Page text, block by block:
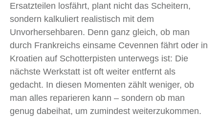
Ersatzteilen losfährt, plant nicht das Scheitern,
sondern kalkuliert realistisch mit dem
Unvorhersehbaren. Denn ganz gleich, ob man
durch Frankreichs einsame Cevennen fährt oder in
Kroatien auf Schotterpisten unterwegs ist: Die
nächste Werkstatt ist oft weiter entfernt als
gedacht. In diesen Momenten zählt weniger, ob
man alles reparieren kann – sondern ob man
genug dabeihat, um zumindest weiterzukommen.